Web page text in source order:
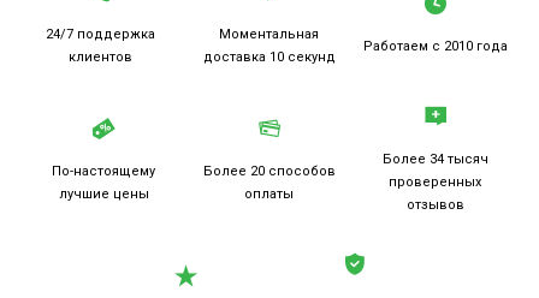
24/7 поддержка
клиентов
Моментальная
доставка 10 секунд
Работаем с 2010 года
По-настоящему
лучшие цены
Более 20 способов
оплаты
Более 34 тысяч
проверенных
отзывов